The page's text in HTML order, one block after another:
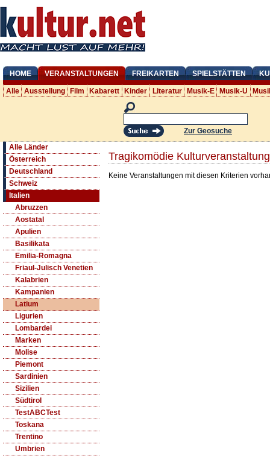
HOME VERANSTALTUNGEN FREIKARTEN SPIELSTÄTTEN
Alle Ausstellung Film Kabarett Kinder Literatur Musik-E Musik-U
Zur Geosuche
Alle Länder
Österreich
Deutschland
Schweiz
Italien
Abruzzen
Aostatal
Apulien
Basilikata
Emilia-Romagna
Friaul-Julisch Venetien
Kalabrien
Kampanien
Latium
Ligurien
Lombardei
Marken
Molise
Piemont
Sardinien
Sizilien
Südtirol
TestABCTest
Toskana
Trentino
Umbrien
Tragikomödie
Keine Veranstaltungen mit diesen Kriterien